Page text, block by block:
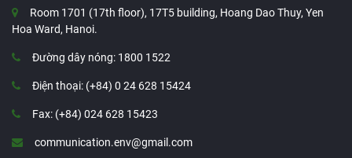
Room 1701 (17th floor), 17T5 building, Hoang Dao Thuy, Yen
Hoa Ward, Hanoi.
Đường dây nóng: 1800 1522
Điện thoại: (+84) 0 24 628 15424
Fax: (+84) 024 628 15423
communication.env@gmail.com